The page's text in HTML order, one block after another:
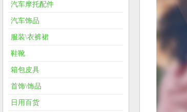
汽车摩托配件
汽车饰品
服装\衣裤裙
鞋靴
箱包皮具
首饰\饰品
日用百货